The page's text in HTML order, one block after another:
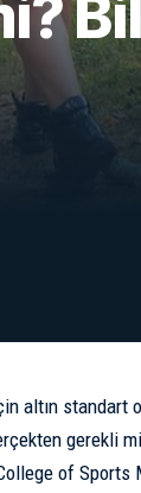
altın
gerekli
of